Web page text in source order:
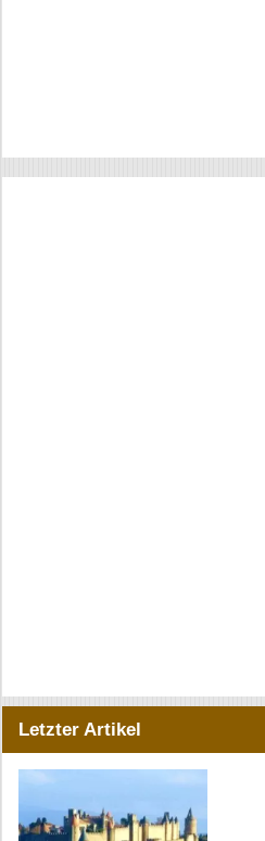
Letzter Artikel